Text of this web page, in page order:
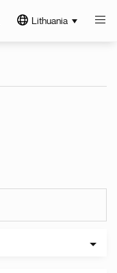
Lithuania